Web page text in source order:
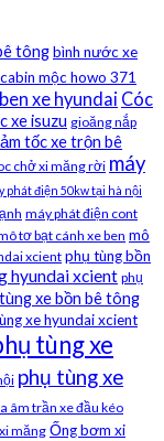
tôngbình nước xe
cabin mộc howo 371
xe hyundai Cóc
xe isuzu gioăng nắp
tốc xe trộn bê
chở xi măng rời máy
phát điện 50kw tại hà nội
máy phát điện cont
tơ bạt cánh xe ben mô
xcient phụ tùng bồn
hyundai xcientphụ
xe bồn bê tông
xe hyundai xcient
tùng xe
phụ tùng xe
âm trần xe đầu kéo
măngỐng bơm xi